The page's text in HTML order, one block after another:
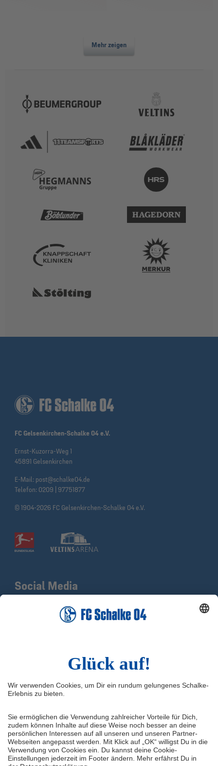
Mehr zeigen
FC Gelsenkirchen-Schalke 04 e.V.
Ernst-Kuzorra-Weg 1
45891 Gelsenkirchen
E-Mail: post@schalke04.de
Telefon: 0209 | 97751877
© 1904-2026 FC Gelsenkirchen-Schalke 04 e.V.
Impressum
Medienportal
FAQ
Datenschutz
Haftungsausschluss
Quicklinks
Shop
schalke04.de
Schalke TV
VELTINS-Arena
ERWIN buchen
Social Media
X